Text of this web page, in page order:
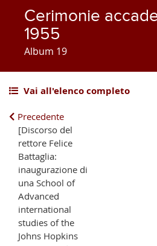
Cerimonie
1955
Album 19
Vai all'elenco completo
Precedente
[Discorso del
rettore Felice
Battaglia:
inaugurazione di
una School of
Advanced
international
studies of the
Johns Hopkins